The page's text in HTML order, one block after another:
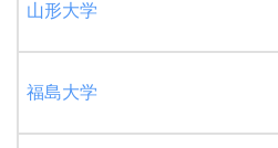
山形大学
福島大学